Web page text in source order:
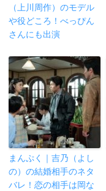
（上川周作）のモデル
や役どころ！べっぴん
さんにも出演
まんぷく｜吉乃（よし
の）の結婚相手のネタ
バレ！恋の相手は岡な